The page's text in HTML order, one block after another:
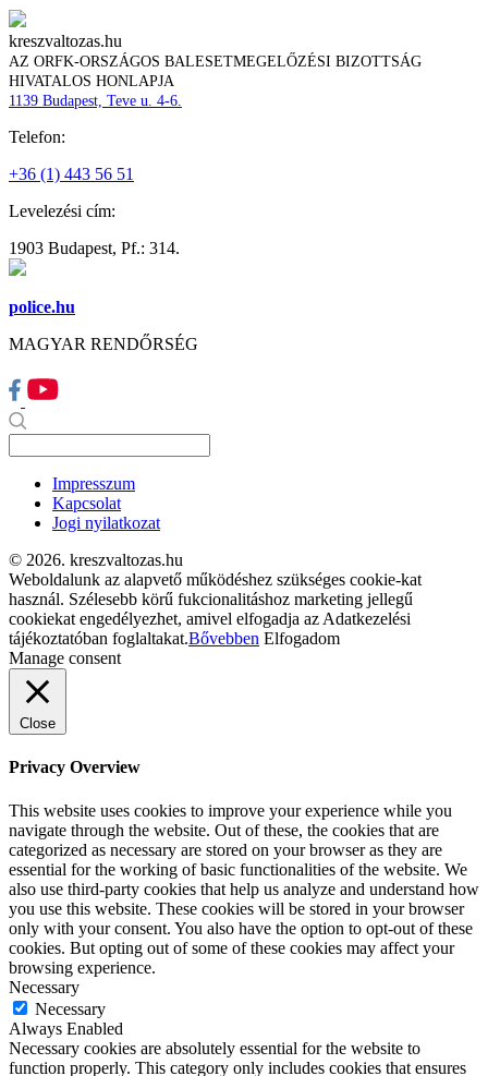
kreszvaltozas.hu
AZ ORFK-ORSZÁGOS BALESETMEGELŐZÉSI BIZOTTSÁG
HIVATALOS HONLAPJA
1139 Budapest, Teve u. 4-6.
Telefon:
+36 (1) 443 56 51
Levelezési cím:
1903 Budapest, Pf.: 314.
police.hu
MAGYAR RENDŐRSÉG
Impresszum
Kapcsolat
Jogi nyilatkozat
© 2026. kreszvaltozas.hu
Weboldalunk az alapvető működéshez szükséges cookie-kat
használ. Szélesebb körű fukcionalitáshoz marketing jellegű
cookiekat engedélyezhet, amivel elfogadja az Adatkezelési
tájékoztatóban foglaltakat.Bővebben Elfogadom
Manage consent
Close
Privacy Overview
This website uses cookies to improve your experience while you
navigate through the website. Out of these, the cookies that are
categorized as necessary are stored on your browser as they are
essential for the working of basic functionalities of the website. We
also use third-party cookies that help us analyze and understand how
you use this website. These cookies will be stored in your browser
only with your consent. You also have the option to opt-out of these
cookies. But opting out of some of these cookies may affect your
browsing experience.
Necessary
Necessary
Always Enabled
Necessary cookies are absolutely essential for the website to
function properly. This category only includes cookies that ensures